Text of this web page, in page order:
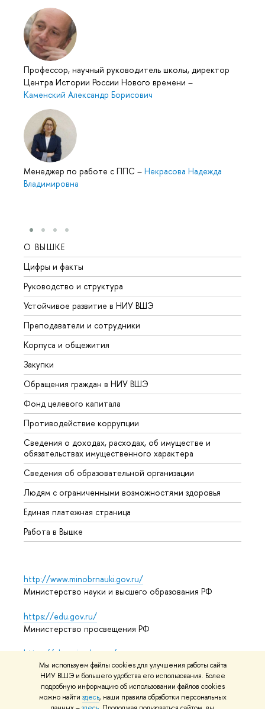
Мы используем файлы cookies для улучшения работы сайта
НИУ ВШЭ и большего удобства его использования. Более
подробную информацию об использовании файлов cookies
можно найти здесь, наши правила обработки персональных
Профессор, научный руководитель школы, директор
Центра Истории России Нового времени –
Каменский Александр Борисович
Менеджер по работе с ППС – Некрасова Надежда
Владимировна
О ВЫШКЕ
Цифры и факты
Руководство и структура
Устойчивое развитие в НИУ ВШЭ
Преподаватели и сотрудники
Корпуса и общежития
Закупки
Обращения граждан в НИУ ВШЭ
Фонд целевого капитала
Противодействие коррупции
Сведения о доходах, расходах, об имуществе и
обязательствах имущественного характера
Сведения об образовательной организации
Людям с ограниченными возможностями здоровья
Единая платежная страница
Работа в Вышке
http://www.minobrnauki.gov.ru/
Министерство науки и высшего образования РФ
https://edu.gov.ru/
Министерство просвещения РФ
https://elearning.hse.ru/mooc
Массовые открытые онлайн-курсы